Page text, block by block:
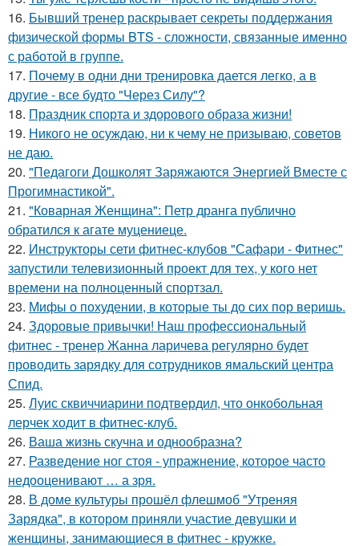
16. Бывший тренер раскрывает секреты поддержания
физической формы BTS - сложности, связанные именно
с работой в группе.
17. Почему в одни дни тренировка дается легко, а в
другие - все будто "Через Силу"?
18. Праздник спорта и здорового образа жизни!
19. Никого не осуждаю, ни к чему не призываю, советов
не даю.
20. "Педагоги Дошколят Заряжаются Энергией Вместе с
Прогимнастикой".
21. "Коварная Женщина": Петр дранга публично
обратился к агате муцениеце.
22. Инструкторы сети фитнес-клубов "Сафари - Фитнес"
запустили телевизионный проект для тех, у кого нет
времени на полноценный спортзал.
23. Мифы о похудении, в которые ты до сих пор веришь.
24. Здоровые привычки! Наш профессиональный
фитнес - тренер Жанна ларичева регулярно будет
проводить зарядку для сотрудников ямальский центра
Спид.
25. Луис сквиччиарини подтвердил, что онкобольная
лерчек ходит в фитнес-клуб.
26. Ваша жизнь скучна и однообразна?
27. Разведение ног стоя - упражнение, которое часто
недооценивают … а зря.
28. В доме культуры прошёл флешмоб "Утреняя
Зарядка", в котором приняли участие девушки и
женщины, занимающиеся в фитнес - кружке.